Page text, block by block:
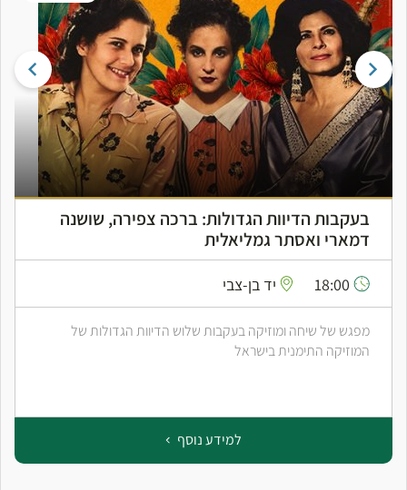
בעקבות הדיוות הגדולות: ברכה צפירה, שושנה
דמארי ואסתר גמליאלית
יד בן-צבי
מפגש של שיחה ומוזיקה בעקבות שלוש הדיוות הגדולות של
המוזיקה התימנית בישראל
למידע נוסף